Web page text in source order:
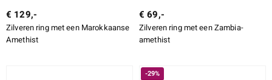
€ 129,-
Zilveren ring met een Marokkaanse
Amethist
€ 69,-
Zilveren ring met een Zambia-
amethist
-29%